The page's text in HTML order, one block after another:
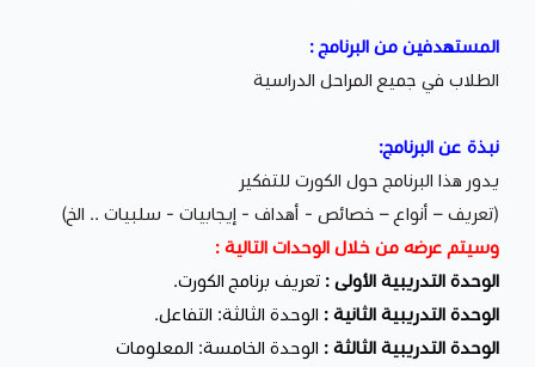
المستهدفين من البرنامج :
الطلاب في جميع المراحل الدراسية
نبذة عن البرنامج:
يدور هذا البرنامج حول الكورت للتفكير
(تعريف – أنواع – خصائص - أهداف - إيجابيات - سلبيات .. الخ)
وسيتم عرضه من خلال الوحدات التالية :
الوحدة التدريبية الأولى : تعريف برنامج الكورت.
الوحدة التدريبية الثانية : الوحدة الثالثة: التفاعل.
الوحدة التدريبية الثالثة : الوحدة الخامسة: المعلومات